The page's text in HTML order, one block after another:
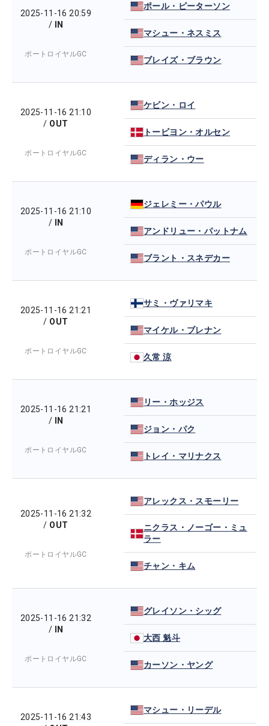
2025-11-16 20:59
/
IN
ポートロイヤルGC
ポール・ピーターソン
マシュー・ネスミス
ブレイズ・ブラウン
2025-11-16 21:10
/ OUT
ポートロイヤルGC
ケビン・ロイ
トービヨン・オルセン
ディラン・ウー
2025-11-16 21:10
/
IN
ポートロイヤルGC
ジェレミー・パウル
アンドリュー・パットナム
ブラント・スネデカー
2025-11-16 21:21
/ OUT
ポートロイヤルGC
サミ・ヴァリマキ
マイケル・ブレナン
久常 涼
2025-11-16 21:21
/
IN
ポートロイヤルGC
リー・ホッジス
ジョン・パク
トレイ・マリナクス
2025-11-16 21:32
/ OUT
ポートロイヤルGC
アレックス・スモーリー
ニクラス・ノーゴー・ミュ
ラー
チャン・キム
2025-11-16 21:32
/
IN
ポートロイヤルGC
グレイソン・シッグ
大西 魁斗
カーソン・ヤング
2025-11-16 21:43
マシュー・リーデル